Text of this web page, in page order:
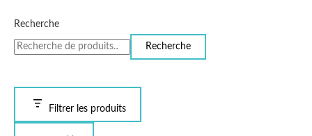
Recherche
Recherche
Filtrer les produits